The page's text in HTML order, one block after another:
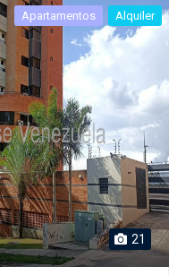
Apartamentos Alquiler
21